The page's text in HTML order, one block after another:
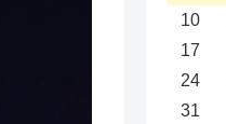
10
17
24
31